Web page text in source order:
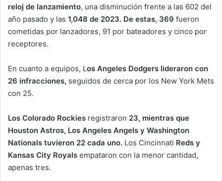
reloj de lanzamiento, una disminución frente a las 602 del
año pasado y las 1,048 de 2023. De estas, 369 fueron
cometidas por lanzadores, 91 por bateadores y cinco por
receptores.
En cuanto a equipos, Los Angeles Dodgers lideraron con
26 infracciones, seguidos de cerca por los New York Mets
con 25.
Los Colorado Rockies registraron 23, mientras que
Houston Astros, Los Angeles Angels y Washington
Nationals tuvieron 22 cada uno. Los Cincinnati Reds y
Kansas City Royals empataron con la menor cantidad,
apenas tres.